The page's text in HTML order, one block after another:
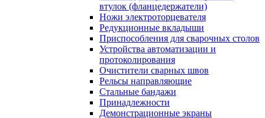
втулок (фланцедержатели)
Ножи электроторцевателя
Редукционные вкладыши
Приспособления для сварочных столов
Устройства автоматизации и
протоколирования
Очистители сварных швов
Рельсы направляющие
Стальные бандажи
Принадлежности
Демонстрационные экраны